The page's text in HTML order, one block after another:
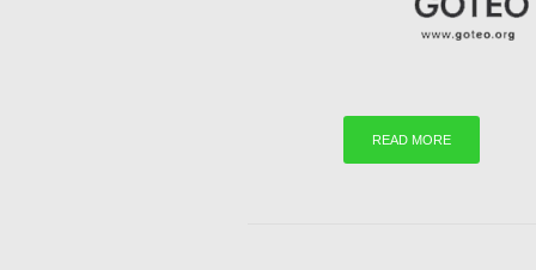
READ MORE